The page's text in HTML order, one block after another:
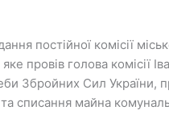
постійної комісії
провів голова
Збройних Сил
списання майна